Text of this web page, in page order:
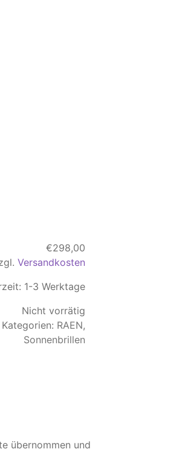
€298,00
Versandkosten
1-3 Werktage
Nicht vorrätig
Kategorien: RAEN,
Sonnenbrillen
übernommen und